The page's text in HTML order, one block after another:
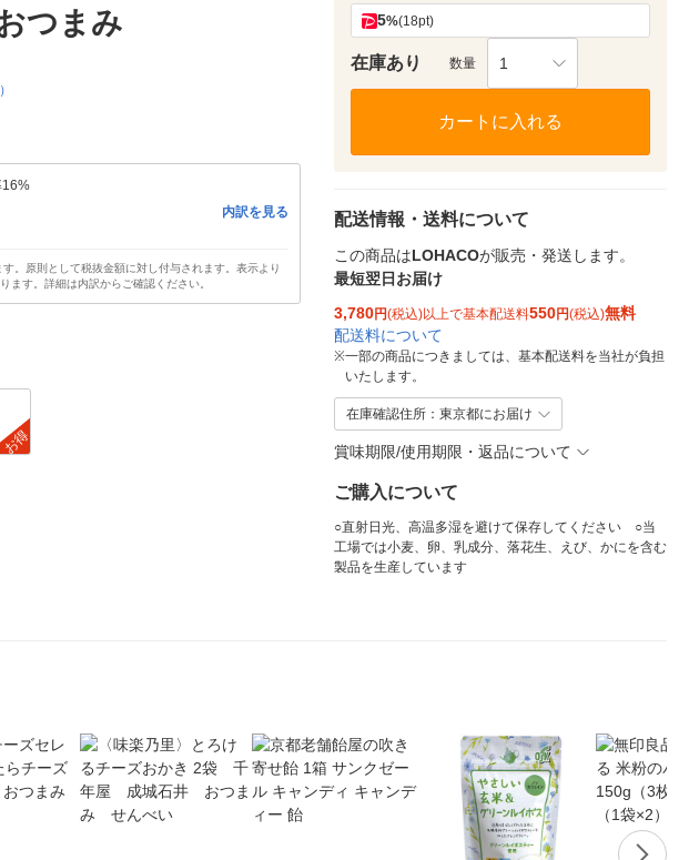
つまみ
16%
内訳を見る
。原則として税抜金額に対し付与されます。表示より
ます。詳細は内訳からご確認ください。
お得
5%(18pt)
在庫あり 数量 1
カートに入れる
配送情報・送料について
この商品はLOHACOが販売・発送します。
最短翌日お届け
3,780円(税込)以上で基本配送料550円(税込)無料
配送料について
※一部の商品につきましては、基本配送料を当社が負担
いたします。
在庫確認住所：東京都にお届け
賞味期限/使用期限・返品について
ご購入について
○直射日光、高温多湿を避けて保存してください ○当
工場では小麦、卵、乳成分、落花生、えび、かにを含む
製品を生産しています